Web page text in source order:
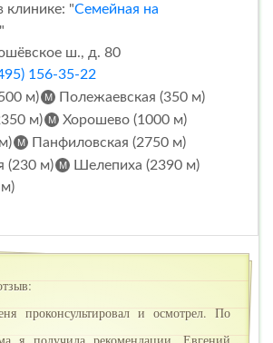
клинике: "Семейная на
"
ш., д. 80
156-35-22
м)
Полежаевская (350 м)
м)
Хорошево (1000 м)
Панфиловская (2750 м)
(230 м)
Шелепиха (2390 м)
проконсультировал и осмотрел. По